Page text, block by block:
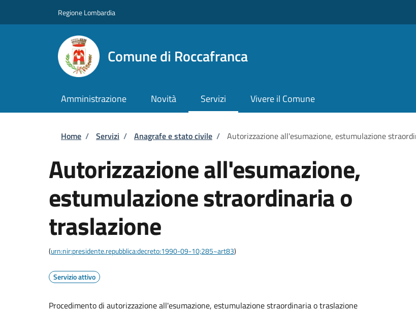
Regione Lombardia
Comune di Roccafranca
Amministrazione Novità Servizi Vivere il Comune
Briciole di pane
Home / Servizi / Anagrafe e stato civile / Autorizzazione all'esumazione, estumulazione
Autorizzazione all'esumazione,
estumulazione straordinaria o
traslazione
(urn:nir:presidente.repubblica:decreto:1990-09-10;285~art83)
Servizio attivo
Procedimento di autorizzazione all'esumazione, estumulazione straordinaria o traslazione